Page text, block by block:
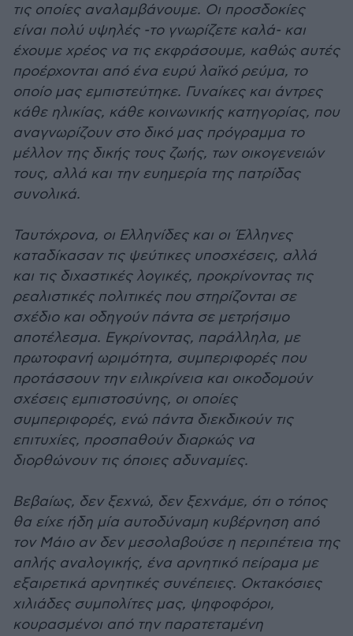
τις οποίες αναλαμβάνουμε. Οι προσδοκίες
είναι πολύ υψηλές -το γνωρίζετε καλά- και
έχουμε χρέος να τις εκφράσουμε, καθώς αυτές
προέρχονται από ένα ευρύ λαϊκό ρεύμα, το
οποίο μας εμπιστεύτηκε. Γυναίκες και άντρες
κάθε ηλικίας, κάθε κοινωνικής κατηγορίας, που
αναγνωρίζουν στο δικό μας πρόγραμμα το
μέλλον της δικής τους ζωής, των οικογενειών
τους, αλλά και την ευημερία της πατρίδας
συνολικά.
Ταυτόχρονα, οι Ελληνίδες και οι Έλληνες
καταδίκασαν τις ψεύτικες υποσχέσεις, αλλά
και τις διχαστικές λογικές, προκρίνοντας τις
ρεαλιστικές πολιτικές που στηρίζονται σε
σχέδιο και οδηγούν πάντα σε μετρήσιμο
αποτέλεσμα. Εγκρίνοντας, παράλληλα, με
πρωτοφανή ωριμότητα, συμπεριφορές που
προτάσσουν την ειλικρίνεια και οικοδομούν
σχέσεις εμπιστοσύνης, οι οποίες
συμπεριφορές, ενώ πάντα διεκδικούν τις
επιτυχίες, προσπαθούν διαρκώς να
διορθώνουν τις όποιες αδυναμίες.
Βεβαίως, δεν ξεχνώ, δεν ξεχνάμε, ότι ο τόπος
θα είχε ήδη μία αυτοδύναμη κυβέρνηση από
τον Μάιο αν δεν μεσολαβούσε η περιπέτεια της
απλής αναλογικής, ένα αρνητικό πείραμα με
εξαιρετικά αρνητικές συνέπειες. Οκτακόσιες
χιλιάδες συμπολίτες μας, ψηφοφόροι,
κουρασμένοι από την παρατεταμένη